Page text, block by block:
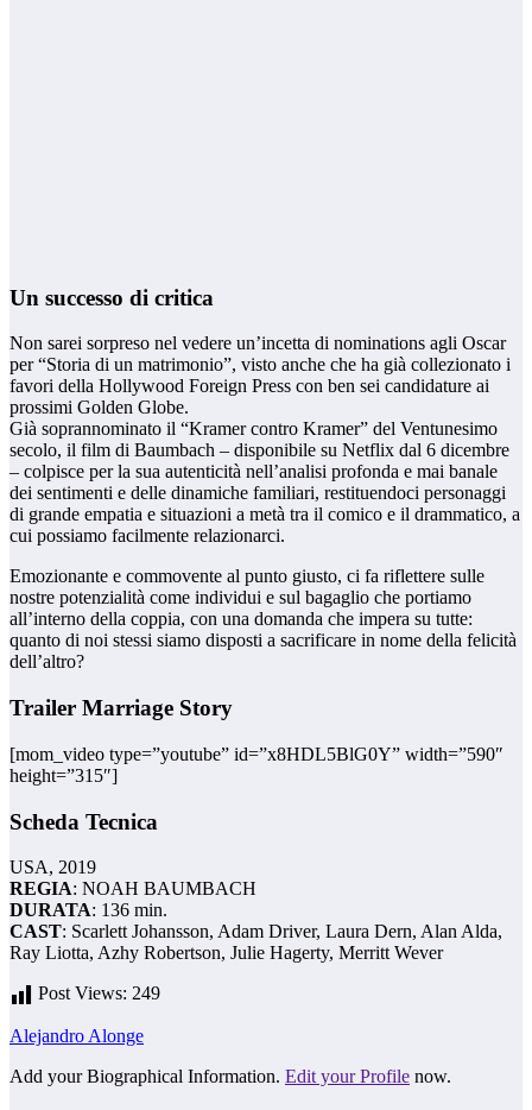
Un successo di critica
Non sarei sorpreso nel vedere un’incetta di nominations agli Oscar
per “Storia di un matrimonio”, visto anche che ha già collezionato i
favori della Hollywood Foreign Press con ben sei candidature ai
prossimi Golden Globe.
Già soprannominato il “Kramer contro Kramer” del Ventunesimo
secolo, il film di Baumbach – disponibile su Netflix dal 6 dicembre
– colpisce per la sua autenticità nell’analisi profonda e mai banale
dei sentimenti e delle dinamiche familiari, restituendoci personaggi
di grande empatia e situazioni a metà tra il comico e il drammatico, a
cui possiamo facilmente relazionarci.
Emozionante e commovente al punto giusto, ci fa riflettere sulle
nostre potenzialità come individui e sul bagaglio che portiamo
all’interno della coppia, con una domanda che impera su tutte:
quanto di noi stessi siamo disposti a sacrificare in nome della felicità
dell’altro?
Trailer Marriage Story
[mom_video type=”youtube” id=”x8HDL5BlG0Y” width=”590″
height=”315″]
Scheda Tecnica
USA, 2019
REGIA: NOAH BAUMBACH
DURATA: 136 min.
CAST: Scarlett Johansson, Adam Driver, Laura Dern, Alan Alda,
Ray Liotta, Azhy Robertson, Julie Hagerty, Merritt Wever
Post Views: 249
Alejandro Alonge
Add your Biographical Information. Edit your Profile now.